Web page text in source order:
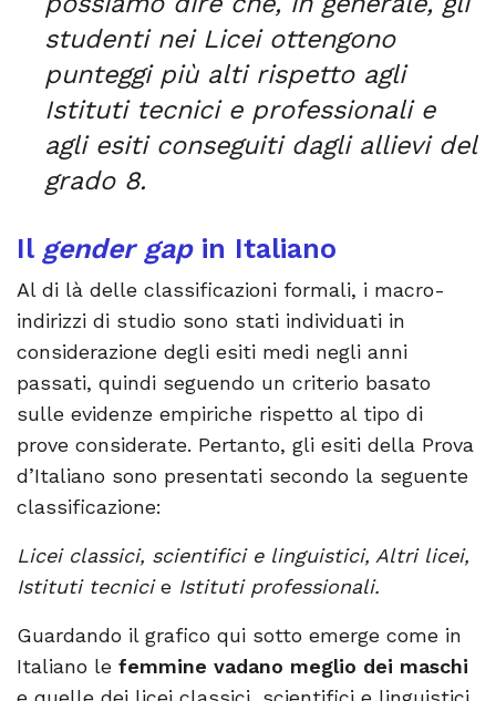
studenti nei Licei ottengono
punteggi più alti rispetto agli
Istituti tecnici e professionali e
agli esiti conseguiti dagli allievi del
grado 8.
Il gender gapin Italiano
Al di là delle classificazioni formali, i macro-
indirizzi di studio sono stati individuati in
considerazione degli esiti medi negli anni
passati, quindi seguendo un criterio basato
sulle evidenze empiriche rispetto al tipo di
prove considerate. Pertanto, gli esiti della Prova
d’Italiano sono presentati secondo la seguente
classificazione:
Licei classici, scientifici e linguistici, Altri licei,
Istituti tecnicie Istituti professionali.
Guardando il grafico qui sotto emerge come in
Italiano le femmine vadano meglio dei maschi